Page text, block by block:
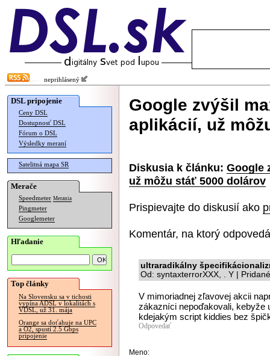
neprihlásený
DSL pripojenie
Ceny DSL
Dostupnosť DSL
Fórum o DSL
Výsledky meraní
Satelitná mapa SR
Merače
Speedmeter Merania
Pingmeter
Googlemeter
Hľadanie
Top články
Na Slovensku sa v tichosti
vypína ADSL v lokalitách s
VDSL, už 31. mája
Orange sa doťahuje na UPC
a O2, spustí 2.5 Gbps
pripojenie
Google zvýšil
aplikácií, už
Diskusia k článku: Google
už môžu stáť 5000 dolárov
Prispievajte do diskusií ako
Komentár, na ktorý
ultraradikálny
Od: syntaxterrorXXX, . Y |
V mimoriadnej zľavovej akcii
zákazníci nepoďakovali, kebyže
kdejakým script kiddies bez
Odpovedať
Meno: